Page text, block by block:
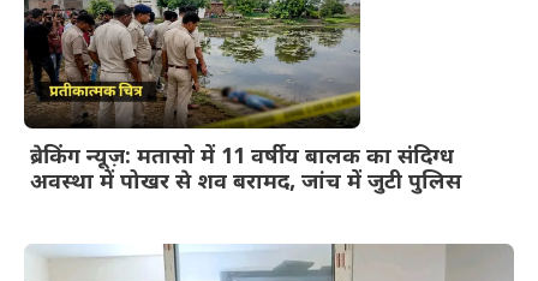
ब्रेकिंग न्यूज़: मतासो में 11 वर्षीय बालक का संदिग्ध
अवस्था में पोखर से शव बरामद, जांच में जुटी पुलिस